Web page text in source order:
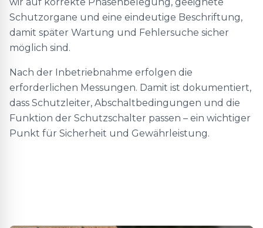
Schutzorgane und eine eindeutige Beschriftung,
damit später Wartung und Fehlersuche sicher
möglich sind.
Nach der Inbetriebnahme erfolgen die
erforderlichen Messungen. Damit ist dokumentiert,
dass Schutzleiter, Abschaltbedingungen und die
Funktion der Schutzschalter passen – ein wichtiger
Punkt für Sicherheit und Gewährleistung.